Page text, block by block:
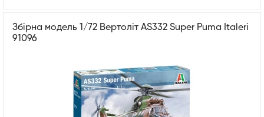
Збірна модель 1/72 Вертоліт AS332 Super Puma Italeri
91096